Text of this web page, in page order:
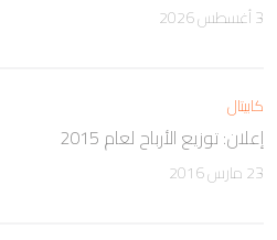
3 أغسطس 2026
كابيتال
إعلان: توزيع الأرباح لعام 2015
23 مارس 2016